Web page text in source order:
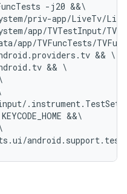
-j20 &&\
priv-app/LiveTv/
app/TVTestInput/
app/TVFuncTests/
&& \
&& \
&&\